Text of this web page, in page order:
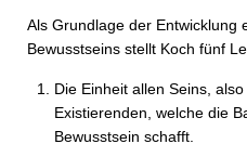
Als Grundlage der Entwicklung
Bewusstseins stellt Koch fünf
Die Einheit allen Seins,
Existierenden, welche die
Bewusstsein schafft.